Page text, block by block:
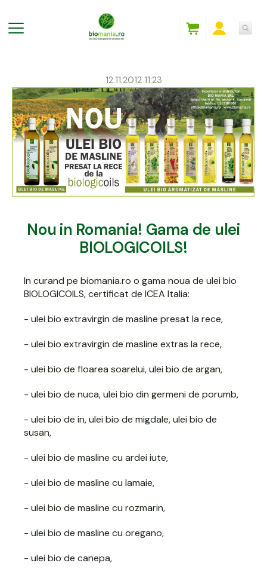
Nou in Romania! Gama de ulei
BIOLOGICOILS!
12.11.2012 11:23
In curand pe biomania.ro o gama noua de ulei bio
BIOLOGICOILS, certificat de ICEA Italia:
- ulei bio extravirgin de masline presat la rece,
- ulei bio extravirgin de masline extras la rece,
- ulei bio de floarea soarelui, ulei bio de argan,
- ulei bio de nuca, ulei bio din germeni de porumb,
- ulei bio de in, ulei bio de migdale, ulei bio de
susan,
- ulei bio de masline cu ardei iute,
- ulei bio de masline cu lamaie,
- ulei bio de masline cu rozmarin,
- ulei bio de masline cu oregano,
- ulei bio de canepa,